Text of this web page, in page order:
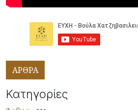
ΑΡΘΡΑ
Κατηγορίες